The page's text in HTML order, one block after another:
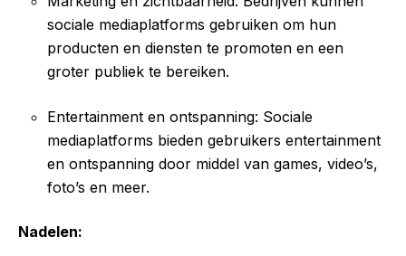
sociale mediaplatforms gebruiken om hun
producten en diensten te promoten en een
groter publiek te bereiken.
Entertainment en ontspanning: Sociale
mediaplatforms bieden gebruikers entertainment
en ontspanning door middel van games, video’s,
foto’s en meer.
Nadelen: